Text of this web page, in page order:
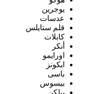
يوجرين
عدسات
قلم ستايلس
كابلات
أنكر
اورايمو
ايكونز
باسى
بيسوس